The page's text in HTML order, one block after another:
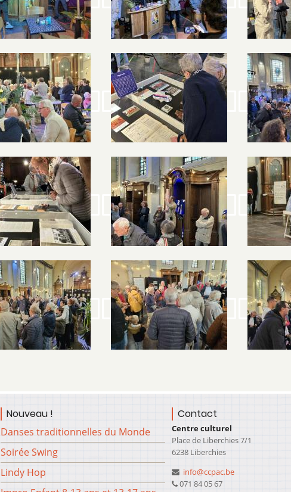
Image Image
Image Image
Image Image
Nouveau !
Danses traditionnelles du Monde
Soirée Swing
Lindy Hop
Contact
Centre culturel
Place de Liberchies 7/1
6238 Liberchies
info@ccpac.be
071 84 05 67